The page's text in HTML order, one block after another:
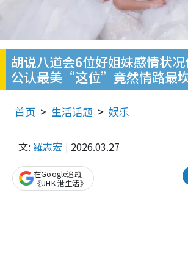
胡说八道会6位好姐妹感情状
公认最美“这位”竟然情路最
首页 生活话题 娱乐
文: 羅志宏 2026.03.27
在Google追蹤
《UHK 港生活》